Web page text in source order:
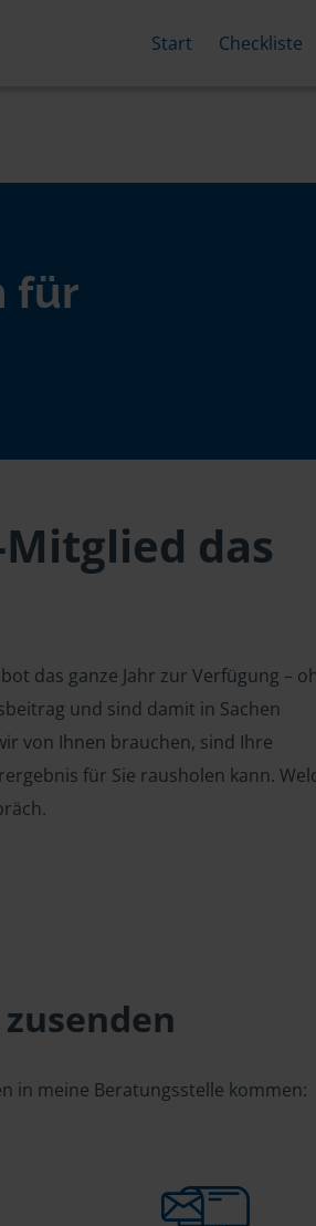
Start Checkliste
für
das
das ganze Jahr zur Verfügung –
und sind damit in Sachen
von Ihnen brauchen, sind Ihre
für Sie rausholen kann.
in meine Beratungsstelle kommen: